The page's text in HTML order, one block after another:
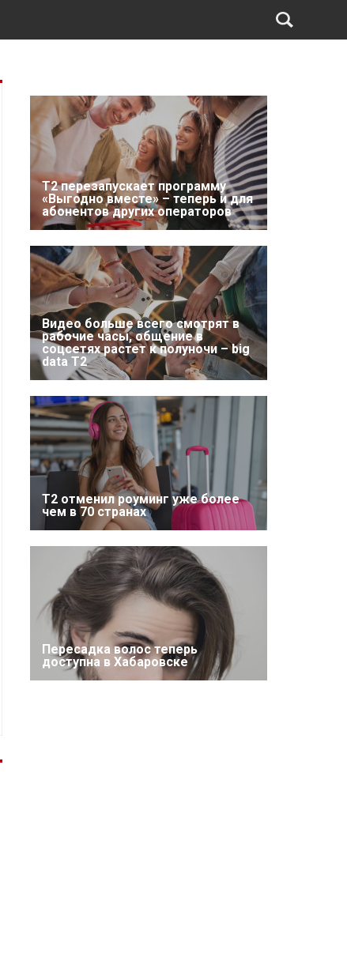
Т2 перезапускает программу
«Выгодно вместе» – теперь и для
абонентов других операторов
Видео больше всего смотрят в
рабочие часы, общение в
соцсетях растет к полуночи – big
data T2
Т2 отменил роуминг уже более
чем в 70 странах
Пересадка волос теперь
доступна в Хабаровске